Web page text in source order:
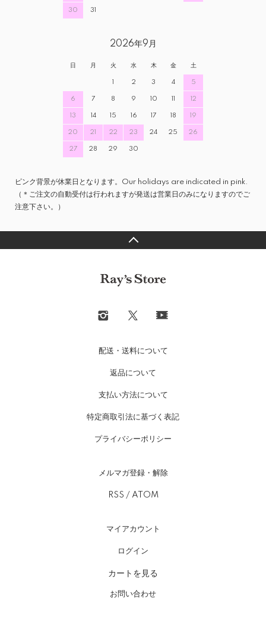
30 31
2026年9月
日 月 火 水 木 金 土
1 2 3 4 5
6 7 8 9 10 11 12
13 14 15 16 17 18 19
20 21 22 23 24 25 26
27 28 29 30
ピンク背景が休業日となります。Our holidays are indicated in pink.
（＊ご注文の自動受付は行われますが発送は営業日のみになりますのでご
注意下さい。）
配送・送料について
返品について
支払い方法について
特定商取引法に基づく表記
プライバシーポリシー
メルマガ登録・解除
RSS / ATOM
マイアカウント
ログイン
カートを見る
お問い合わせ